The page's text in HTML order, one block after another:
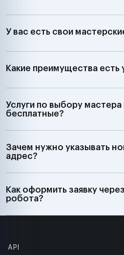
У вас есть свои
Какие преимущества есть
Услуги по выбору мастера
бесплатные?
Зачем нужно указывать
адрес?
Как оформить заявку
робота?
API